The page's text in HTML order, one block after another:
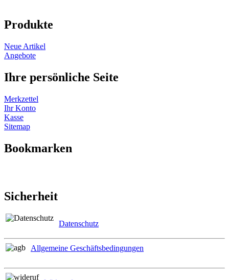
Produkte
Neue Artikel
Angebote
Ihre persönliche Seite
Merkzettel
Ihr Konto
Kasse
Sitemap
Bookmarken
Sicherheit
Datenschutz
Allgemeine Geschäftsbedingungen